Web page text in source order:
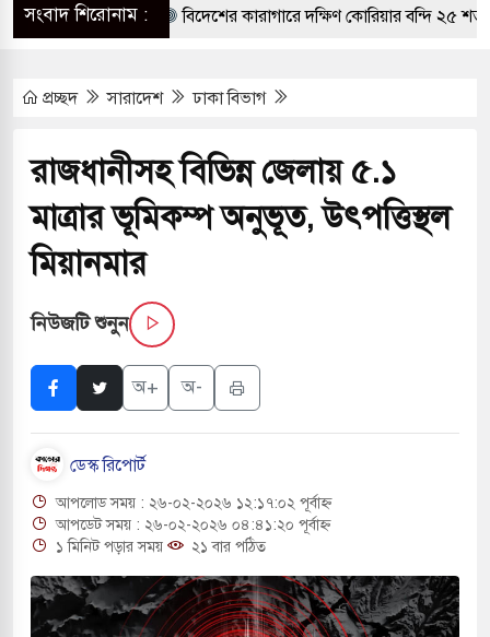
সংবাদ শিরোনাম : বিদেশের কারাগারে দক্ষিণ কোরিয়ার বন্দি ২৫
ইঙ্গিত
বায়তুল মোকাররমে জুমার বয়ান ও নামাজ পড়াবেন
মুহতামিম
রিপাবলিক বাংলা ছাড়লেন জনপ্রিয় ভারতীয়
ভুল তথ্যে শোন অ্যারেস্ট আবেদন, বরগুনার
ব্যবস্থা নেওয়া
জুলাই স্মৃতি জাদুঘর নতুন বাংলাদেশের পথচলার
ইউনূস
সৌরবিদ্যুৎসহ বিভিন্ন খাতে সৌদির বিনিয়োগের আহবান
মতো: সাদিক
প্রচ্ছদ সারাদেশ ঢাকা বিভাগ
রাজধানীসহ বিভিন্ন জেলায় ৫.১
মাত্রার ভূমিকম্প অনুভূত, উৎপত্তিস্থল
মিয়ানমার
নিউজটি শুনুন
অ+ অ-
ডেস্ক রিপোর্ট
আপলোড সময় : ২৬-০২-২০২৬ ১২:১৭:০২ পূর্বাহ্ন
আপডেট সময় : ২৬-০২-২০২৬ ০৪:৪১:২০ পূর্বাহ্ন
১ মিনিট পড়ার সময়
২১ বার পঠিত